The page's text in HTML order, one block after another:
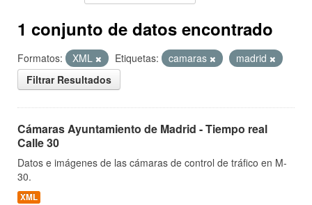
1 conjunto de datos encontrado
Formatos: XML Etiquetas: camaras
madrid
Filtrar Resultados
Cámaras Ayuntamiento de Madrid - Tiempo real
Calle 30
Datos e imágenes de las cámaras de control de tráfico en M-
30.
XML